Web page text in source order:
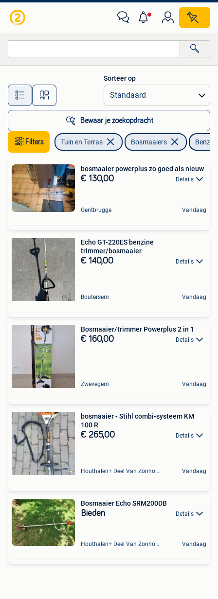
Alle afstanden…
Sorteer op
Bewaar je zoekopdracht
Filters Tuin en Terras Bosmaaiers
bosmaaier powerplus zo goed als nieuw
€ 130,00 Details
Gentbrugge Vandaag
Echo GT-220ES benzine
trimmer/bosmaaier
€ 140,00 Details
Boutersem Vandaag
Bosmaaier/trimmer Powerplus 2 in 1
€ 160,00 Details
Zwevegem Vandaag
bosmaaier - Stihl combi-systeem KM
100 R
€ 265,00 Details
Houthalen+ Deel Van Zonhoven En Zolder Vandaag
Bosmaaier Echo SRM200DB
Bieden Details
Houthalen+ Deel Van Zonhoven En Zolder Vandaag